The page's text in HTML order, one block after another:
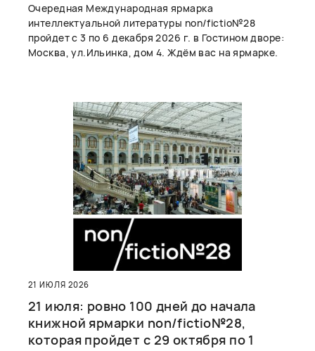
Очередная Международная ярмарка
интеллектуальной литературы non/fictio№28
пройдет с 3 по 6 декабря 2026 г. в Гостином дворе:
Москва, ул.Ильинка, дом 4. Ждём вас на ярмарке.
21 ИЮЛЯ 2026
21 июля: ровно 100 дней до начала
книжной ярмарки non/fictio№28,
которая пройдет с 29 октября по 1